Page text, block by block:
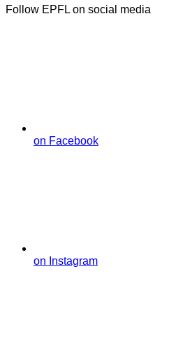
Follow EPFL on social media
on Facebook
on Instagram